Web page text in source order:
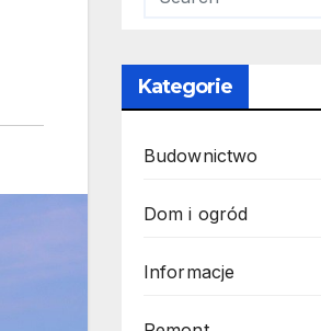
Kategorie
Budownictwo
Dom i ogród
Informacje